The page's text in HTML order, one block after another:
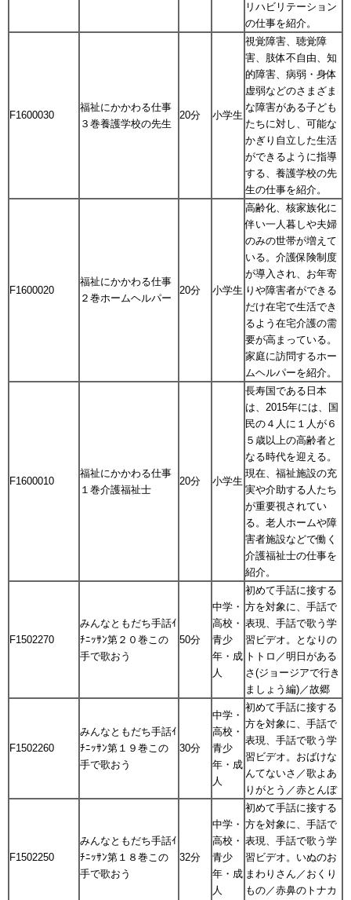
リハビリテーション
の仕事を紹介。
F1600030
福祉にかかわる仕事
３巻養護学校の先生
20分 小学生
視覚障害、聴覚障
害、肢体不自由、知
的障害、病弱・身体
虚弱などのさまざま
な障害がある子ども
たちに対し、可能な
かぎり自立した生活
ができるように指導
する、養護学校の先
生の仕事を紹介。
F1600020
福祉にかかわる仕事
２巻ホームヘルパー
20分 小学生
高齢化、核家族化に
伴い一人暮しや夫婦
のみの世帯が増えて
いる。介護保険制度
が導入され、お年寄
りや障害者ができる
だけ在宅で生活でき
るよう在宅介護の需
要が高まっている。
家庭に訪問するホー
ムヘルパーを紹介。
F1600010
福祉にかかわる仕事
１巻介護福祉士
20分 小学生
長寿国である日本
は、2015年には、国
民の４人に１人が６
５歳以上の高齢者と
なる時代を迎える。
現在、福祉施設の充
実や介助する人たち
が重要視されてい
る。老人ホームや障
害者施設などで働く
介護福祉士の仕事を
紹介。
F1502270
みんなともだち手話ｲ
ﾁﾆｯｻﾝ第２０巻この
手で歌おう
50分
中学・
高校・
青少
年・成
人
初めて手話に接する
方を対象に、手話で
表現、手話で歌う学
習ビデオ。となりの
トトロ／明日がある
さ(ジョージアで行き
ましょう編)／故郷
F1502260
みんなともだち手話ｲ
ﾁﾆｯｻﾝ第１９巻この
手で歌おう
30分
中学・
高校・
青少
年・成
人
初めて手話に接する
方を対象に、手話で
表現、手話で歌う学
習ビデオ。おばけな
んてないさ／歌よあ
りがとう／赤とんぼ
F1502250
みんなともだち手話ｲ
ﾁﾆｯｻﾝ第１８巻この
手で歌おう
32分
中学・
高校・
青少
年・成
人
初めて手話に接する
方を対象に、手話で
表現、手話で歌う学
習ビデオ。いぬのお
まわりさん／おくり
もの／赤鼻のトナカ